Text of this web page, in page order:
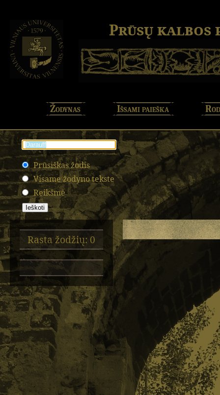
Prūsų kalbos
Žodynas Išsami paieška
Prūsiškas žodis
Visame žodyno tekste
Reikšmė
Rasta žodžių: 0